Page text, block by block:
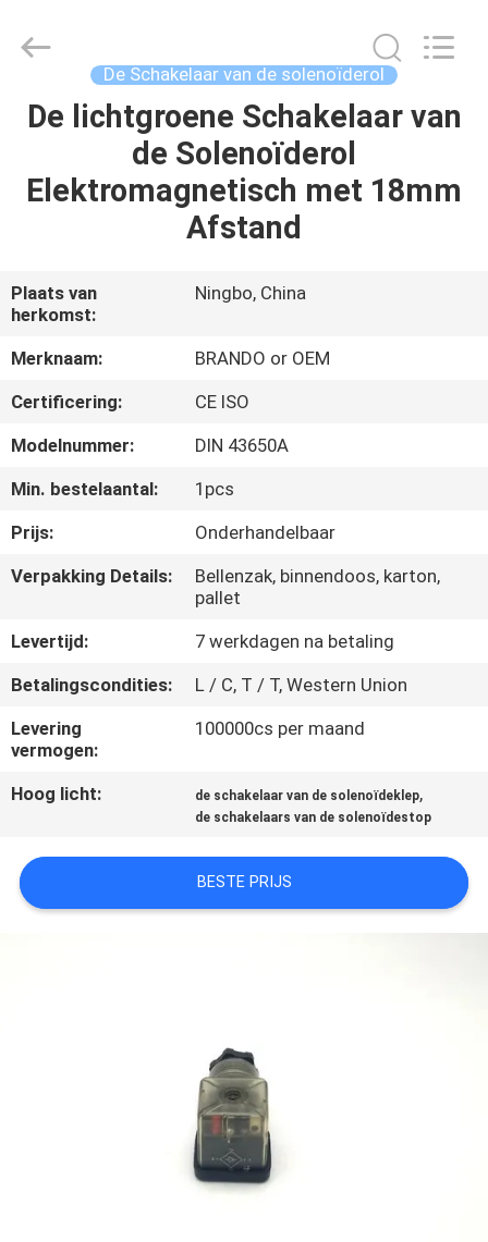
HUIS
PRODUCTEN
ONS
FABRIEKSTOCHT
KWALITEITSCONTROLE
NEEM
CONTACT
MET
OP
VRAAG
EEN
OFFERTE
COMPANY
NEWS
De Schakelaar van de solenoïderol
De lichtgroene Schakelaar van
de Solenoïderol
Elektromagnetisch met 18mm
Afstand
Plaats van
herkomst:
Ningbo, China
Merknaam:
BRANDO or OEM
Certificering:
CE ISO
Modelnummer:
DIN 43650A
Min. bestelaantal:
1pcs
Prijs:
Onderhandelbaar
Verpakking Details:
Bellenzak, binnendoos, karton,
pallet
Levertijd:
7 werkdagen na betaling
Betalingscondities:
L / C, T / T, Western Union
Levering
vermogen:
100000cs per maand
Hoog licht: de schakelaar van de solenoïdeklep,
de schakelaars van de solenoïdestop
BESTE PRIJS